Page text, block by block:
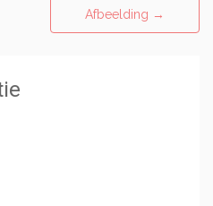
Afbeelding →